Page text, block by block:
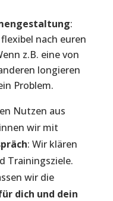
:
nach euren
z.B. eine von
longieren
Problem.
Nutzen aus
wir mit
: Wir klären
Trainingsziele.
wir die
dich und dein